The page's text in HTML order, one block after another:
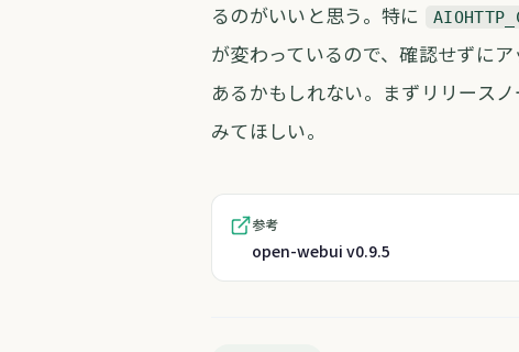
るのがいいと思う。特に
が変わっているので、確認せずに
あるかもしれない。まずリリース
みてほしい。
参考
open-webui v0.9.5